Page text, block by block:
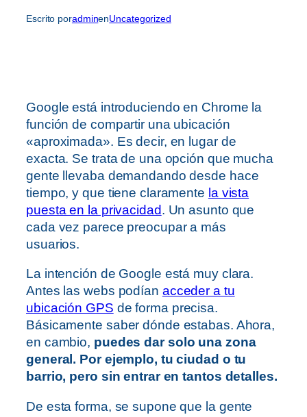
Escrito poradminenUncategorized
Google está introduciendo en Chrome la
función de compartir una ubicación
«aproximada». Es decir, en lugar de
exacta. Se trata de una opción que mucha
gente llevaba demandando desde hace
tiempo, y que tiene claramente la vista
puesta en la privacidad. Un asunto que
cada vez parece preocupar a más
usuarios.
La intención de Google está muy clara.
Antes las webs podían acceder a tu
ubicación GPS de forma precisa.
Básicamente saber dónde estabas. Ahora,
en cambio, puedes dar solo una zona
general. Por ejemplo, tu ciudad o tu
barrio, pero sin entrar en tantos detalles.
De esta forma, se supone que la gente